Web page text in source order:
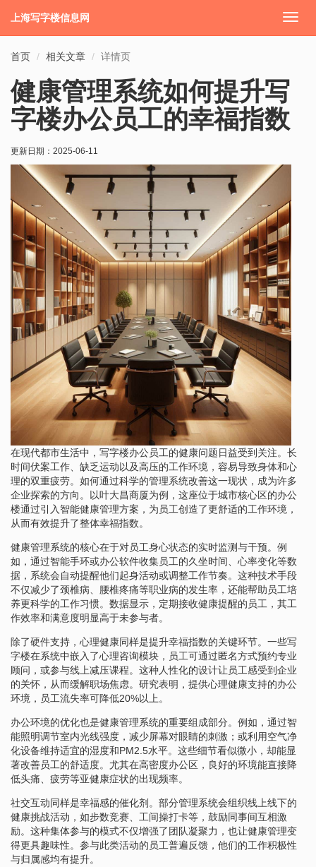
切
上海写字楼信息网
首页 相关文章 详情页
健康管理系统如何提升写
字楼办公员工的幸福指数
更新日期： 2025-06-11
在现代都市生活中，写字楼办公员工的健康问题日益受到关注。长
时间伏案工作、缺乏运动以及高压的工作环境，容易导致身体和心
理的双重疲劳。如何通过科学的管理系统改善这一现状，成为许多
企业探索的方向。以叶大昌商厦为例，这座位于城市核心区的办公
楼通过引入智能健康管理方案，为员工创造了更舒适的工作环境，
从而有效提升了整体幸福指数。
健康管理系统的核心在于对员工身心状态的实时监测与干预。例
如，通过智能手环或办公软件收集员工的久坐时间、心率变化等数
据，系统会自动提醒他们起身活动或调整工作节奏。这种技术手段
不仅减少了颈椎病、腰椎疼痛等职业病的发生率，还能帮助员工培
养更科学的工作习惯。数据显示，定期接收健康提醒的员工，其工
作效率和满意度明显高于未参与者。
除了硬件支持，心理健康同样是提升幸福指数的关键环节。一些写
字楼在系统中嵌入了心理咨询模块，员工可通过匿名方式预约专业
顾问，或参与线上减压课程。这种人性化的设计让员工感受到企业
的关怀，从而缓解职场焦虑。研究表明，提供心理健康支持的办公
环境，员工流失率可降低20%以上。
办公环境的优化也是健康管理系统的重要组成部分。例如，通过智
能照明调节室内光线强度，减少屏幕对眼睛的刺激；或利用空气净
化设备维持适宜的湿度和PM2.5水平。这些细节看似微小，却能显
著改善员工的舒适度。尤其在高密度办公区，良好的环境能直接降
低头痛、疲劳等亚健康症状的出现频率。
社交互动同样是幸福感的催化剂。部分管理系统会组织线上线下的
健康挑战活动，如步数竞赛、工间操打卡等，鼓励同事间互相激
励。这种集体参与的模式不仅增强了团队凝聚力，也让健康管理变
得更具趣味性。参与此类活动的员工普遍反馈，他们的工作积极性
与归属感均有提升。